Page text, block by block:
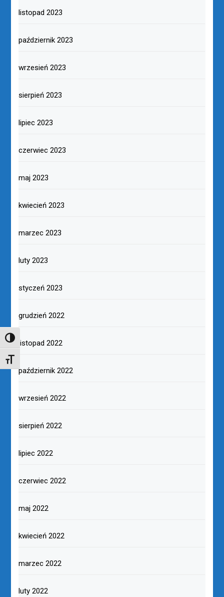
TOGGLE HIGH CONTRAST
TOGGLE FONT SIZE
listopad 2023
październik 2023
wrzesień 2023
sierpień 2023
lipiec 2023
czerwiec 2023
maj 2023
kwiecień 2023
marzec 2023
luty 2023
styczeń 2023
grudzień 2022
listopad 2022
październik 2022
wrzesień 2022
sierpień 2022
lipiec 2022
czerwiec 2022
maj 2022
kwiecień 2022
marzec 2022
luty 2022